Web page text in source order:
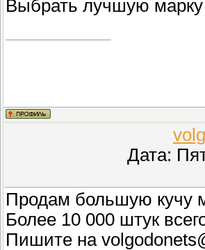
Выбрать лучшую
Дата:
Продам большую кучу
Более 10 000 штук
Пишите на